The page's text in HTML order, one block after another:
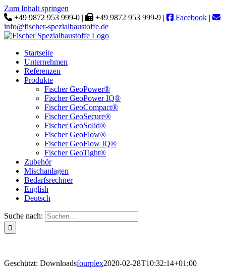
Zum Inhalt springen
+49 9872 953 999-0 |
+49 9872 953 999-9 | Facebook |
info@fischer-spezialbaustoffe.de
Startseite
Unternehmen
Referenzen
Produkte
Fischer GeoPower®
Fischer GeoPower IQ®
Fischer GeoCompact®
Fischer GeoSecure®
Fischer GeoSolid®
Fischer GeoFlow®
Fischer GeoFlow IQ®
Fischer GeoTight®
Zubehör
Mischanlagen
Bedarfsrechner
English
Deutsch
Suche nach:
Geschützt: Downloadsfourplex2020-02-28T10:32:14+01:00